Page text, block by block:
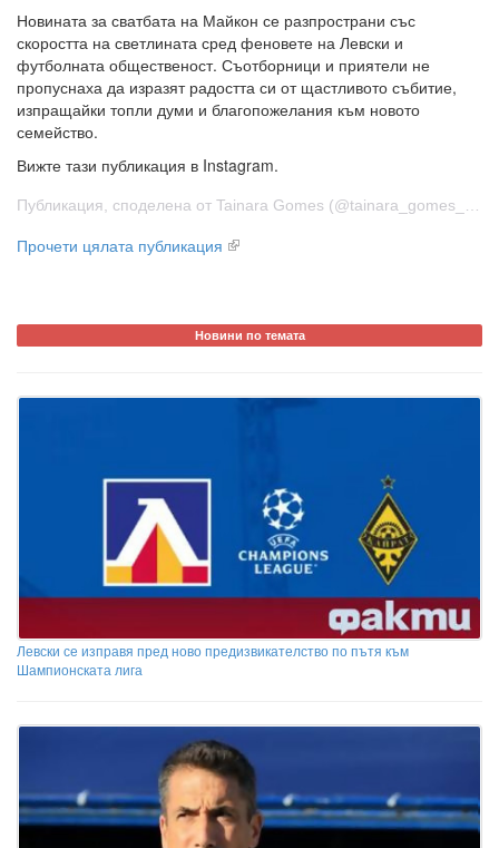
Новината за сватбата на Майкон се разпространи със
скоростта на светлината сред феновете на Левски и
футболната общественост. Съотборници и приятели не
пропуснаха да изразят радостта си от щастливото събитие,
изпращайки топли думи и благопожелания към новото
семейство.
Вижте тази публикация в Instagram.
Прочети цялата публикация
Новини по темата
Левски се изправя пред ново предизвикателство по пътя към
Шампионската лига